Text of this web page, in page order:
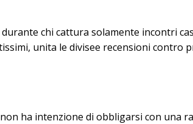
chi cattura solamente incontri
unita le divisee recensioni contro
ha intenzione di obbligarsi con una